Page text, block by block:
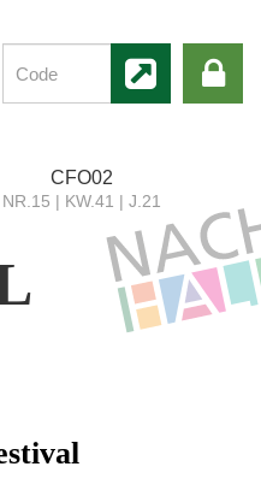
CFO02
NR.15 | KW.41 | J.21